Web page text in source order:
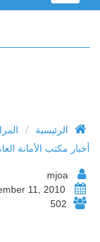
navigation
الرئيسية /
أخبار مكتب الأمانة
502